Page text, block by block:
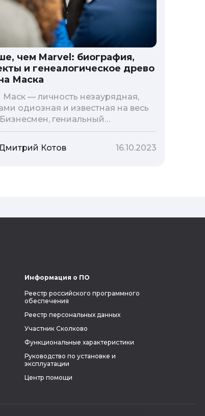
чем Marvel: биография,
и генеалогическое древо
Маска
Маск — личность незаурядная,
одиозная и известная на весь
гениальный
и миллиардер, живой
экранного Железного
— настоящий супергерой в
с читателями блога фактами
Котов 16.10.2023
Информация о ПО
Реестр российского программного
обеспечения
Реестр персональных данных
Участник Сколково
Функциональные характеристики
Руководство по установке и
эксплуатации
Центр помощи